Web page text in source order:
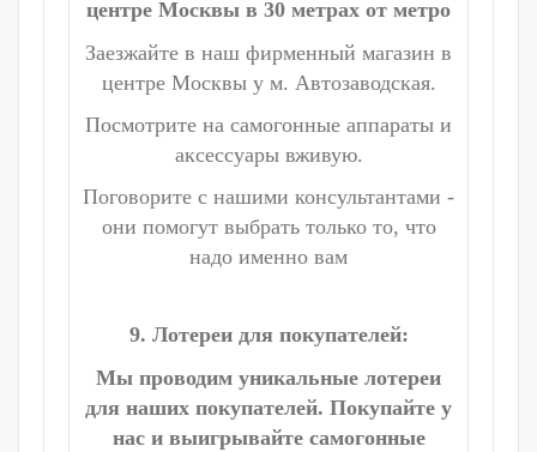
центре Москвы в 30 метрах от метро
Заезжайте в наш фирменный магазин в
центре Москвы у м. Автозаводская.
Посмотрите на самогонные аппараты и
аксессуары вживую.
Поговорите с нашими консультантами -
они помогут выбрать только то, что
надо именно вам
9. Лотереи для покупателей:
Мы проводим уникальные лотереи
для наших покупателей. Покупайте у
нас и выигрывайте самогонные